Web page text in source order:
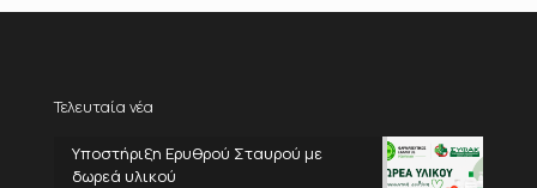
Τελευταία νέα
Υποστήριξη Ερυθρού Σταυρού με
δωρεά υλικού